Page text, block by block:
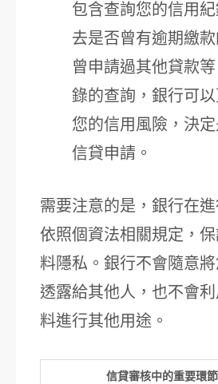
包含查詢您的信用
去是否曾有逾期繳
曾申請過其他貸款
錄的查詢，銀行可
您的信用風險，決
信貸申請。
需要注意的是，銀行在
依照個資法相關規定，
料隱私。銀行不會隨意
透露給其他人，也不會
料進行其他用途。
信貸審核中的重要環